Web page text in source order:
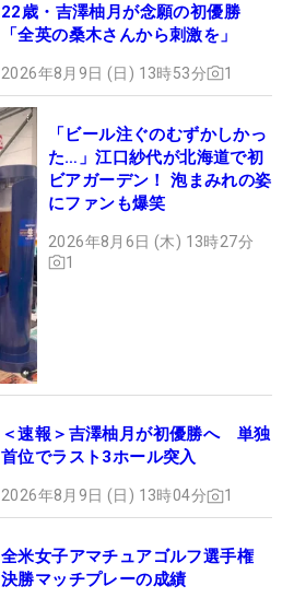
22歳・吉澤柚月が念願の初優勝
「全英の桑木さんから刺激を」
2026年8月9日 (日) 13時53分 1
「ビール注ぐのむずかしかっ
た…」江口紗代が北海道で初
ビアガーデン！ 泡まみれの姿
にファンも爆笑
2026年8月6日 (木) 13時27分
1
＜速報＞吉澤柚月が初優勝へ 単独
首位でラスト3ホール突入
2026年8月9日 (日) 13時04分 1
全米女子アマチュアゴルフ選手権
決勝マッチプレーの成績